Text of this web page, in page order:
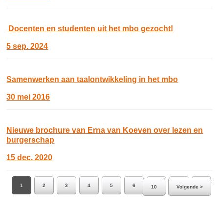
Docenten en studenten uit het mbo gezocht!
5 sep. 2024
Samenwerken aan taalontwikkeling in het mbo
30 mei 2016
Nieuwe brochure van Erna van Koeven over lezen en
burgerschap
15 dec. 2020
Ga naar pagina:
1
2 3 4 5 6 7 8 9
10 Volgende >